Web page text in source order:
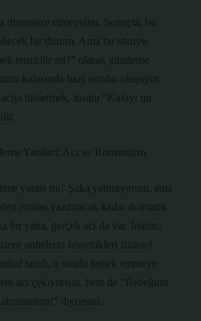
dramatize etmeyelim. Sonuçta, bu
bir durum. Ama bu soruyu
emzirilir mi?” olarak gündeme
kafasında bazı sorular oluşuyor.
hissetmek, insanı “Kafayı mı
Yaraları: Acı ve Romantizm
yarası mı? Şaka yapmıyorum, ama
roman yazdıracak kadar dramatik
yana, gerçek acı da var. İnanın,
annelerin hissettikleri fiziksel
tarafı, o sırada bebek emmeye
acı çekiyorsun, hem de “Bebeğimi
diyorsun.